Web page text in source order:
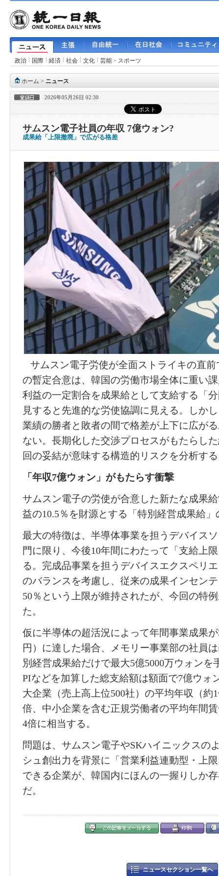
政治 国際 経済 社会 文化 芸能・スポーツ
ホーム > ニュース
2026年05月26日 02:30
サムスン電子社員の年収 7億ウォン?
成果給「上限撤廃」で広がる格差
サムスン電子労使が全面ストライキの直
の暫定合意は、韓国の労働市場全体に重い
利益の一定割合を成果給として支給する「
見すると先進的な労使協調に見える。しか
業績の勝者と敗者の間で格差が上下に広が
ない。長期化した交渉プロセスがもたらし
回の妥結が意味する構造的リスクを分析す
「年収7億ウォン」がもたらす衝撃
サムスン電子の労使が合意した新たな成果
益の10.5％を財源とする「特別 経営成果給」
最大の特徴は、半導体事業を担うデバイス
門に限り、今後10年間にわたって「支給上
る。完成品事業を担うデバイスエクスペリ
のバランスを考慮し、 従来の成果インセン
50％という上限が維持されたが、今回の特
た。
仮に半導体の超活況によって年間事業成果が
円）に達した場合、メモリ ー事業部の社員
別 経営成果給だけで最大5億5000万ウォンを
PIなどを加算した総支給額は額面で7億ウォ
大企業（売 上高上位500社）の平均年収 （約1
倍、中小企業を含む正規労働者の平均年間
4倍に相当する。
問題は、サムスン電子やSKハイニックスの
シュ創出力を背景に「 営業利益連動型 ・
上
できる企業が、韓国内にほんの一握りしか
だ。
ニュースセクション一覧へ